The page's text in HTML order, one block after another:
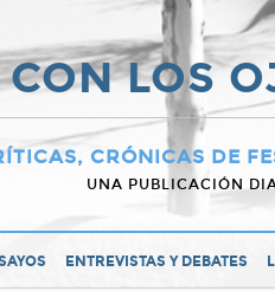
CON LOS
CRÓNICAS DE
UNA PUBLICACIÓN
ENTREVISTAS Y DEBATES